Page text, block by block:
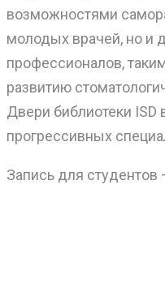
возможностями
молодых врачей, но и
профессионалов,
развитию
Двери библиотеки ISD
прогрессивных
Запись для студентов